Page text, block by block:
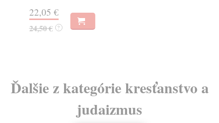
22,05 €
24,50 € ?
Ďalšie z kategórie kresťanstvo a
judaizmus